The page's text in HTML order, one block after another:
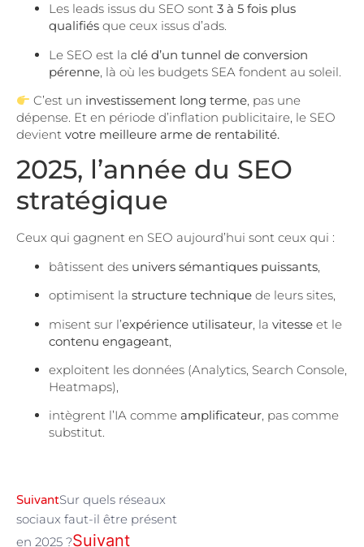
Les leads issus du SEO sont 3 à 5 fois plus
qualifiés que ceux issus d’ads.
Le SEO est la clé d’un tunnel de conversion
pérenne , là où les budgets SEA fondent au soleil.
C’est un investissement long terme, pas une
dépense. Et en période d’inflation publicitaire, le SEO
devient votre meilleure arme de rentabilité.
2025, l’année du SEO
stratégique
Ceux qui gagnent en SEO aujourd’hui sont ceux qui :
bâtissent des univers sémantiques puissants,
optimisent la structure technique de leurs sites,
misent sur l’expérience utilisateur , la vitesse et le
contenu engageant
exploitent les données (Analytics, Search Console,
Heatmaps),
intègrent l’IA comme amplificateur, pas comme
substitut.
SuivantSur quels réseaux
sociaux faut-il être présent
en 2025 ?Suivant